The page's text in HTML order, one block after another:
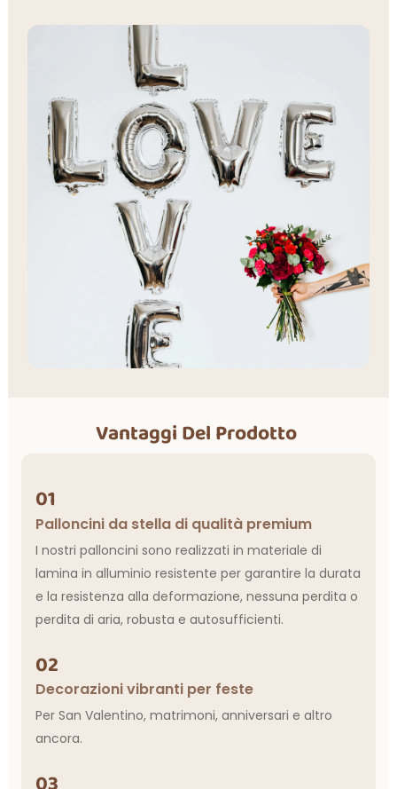
Vantaggi Del Prodotto
01
Palloncini da stella di qualità premium
I nostri palloncini sono realizzati in materiale di
lamina in alluminio resistente per garantire la durata
e la resistenza alla deformazione, nessuna perdita o
perdita di aria, robusta e autosufficienti.
02
Decorazioni vibranti per feste
Per San Valentino, matrimoni, anniversari e altro
ancora.